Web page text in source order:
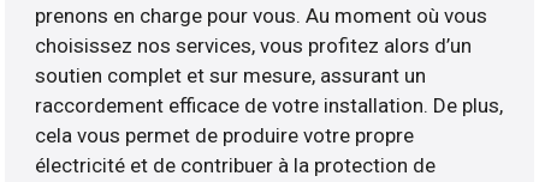
prenons en charge pour vous. Au moment où vous
choisissez nos services, vous profitez alors d’un
soutien complet et sur mesure, assurant un
raccordement efficace de votre installation. De plus,
cela vous permet de produire votre propre
électricité et de contribuer à la protection de